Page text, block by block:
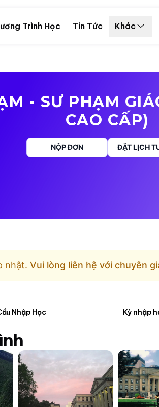
Trình Học Tin Tức Khác
- SƯ PHẠM
CAO CẤP)
NỘP ĐƠN ĐẶT LỊCH
nhật. Vui lòng liên hệ với chuyên
Nhập Học Kỳ nhập